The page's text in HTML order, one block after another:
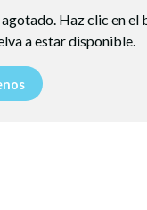
Haz clic en el
a estar disponible.